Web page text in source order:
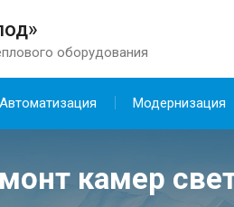
оборудования
Автоматизация Модернизация
камер